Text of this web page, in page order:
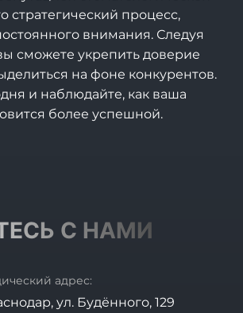
стратегический процесс,
внимания. Следуя
сможете укрепить доверие
на фоне конкурентов.
и наблюдайте, как ваша
более успешной.
С НАМИ
адрес:
ул. Будённого, 129